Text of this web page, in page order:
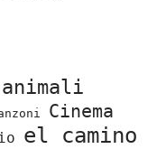
animali
Cinema
el camino